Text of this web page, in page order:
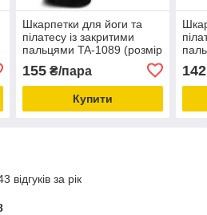
Шкарпетки для йоги та
пілатесу із закритими
пальцями TA-1089 (розмір
155₴/пара
Купити
142
відгуків за рік